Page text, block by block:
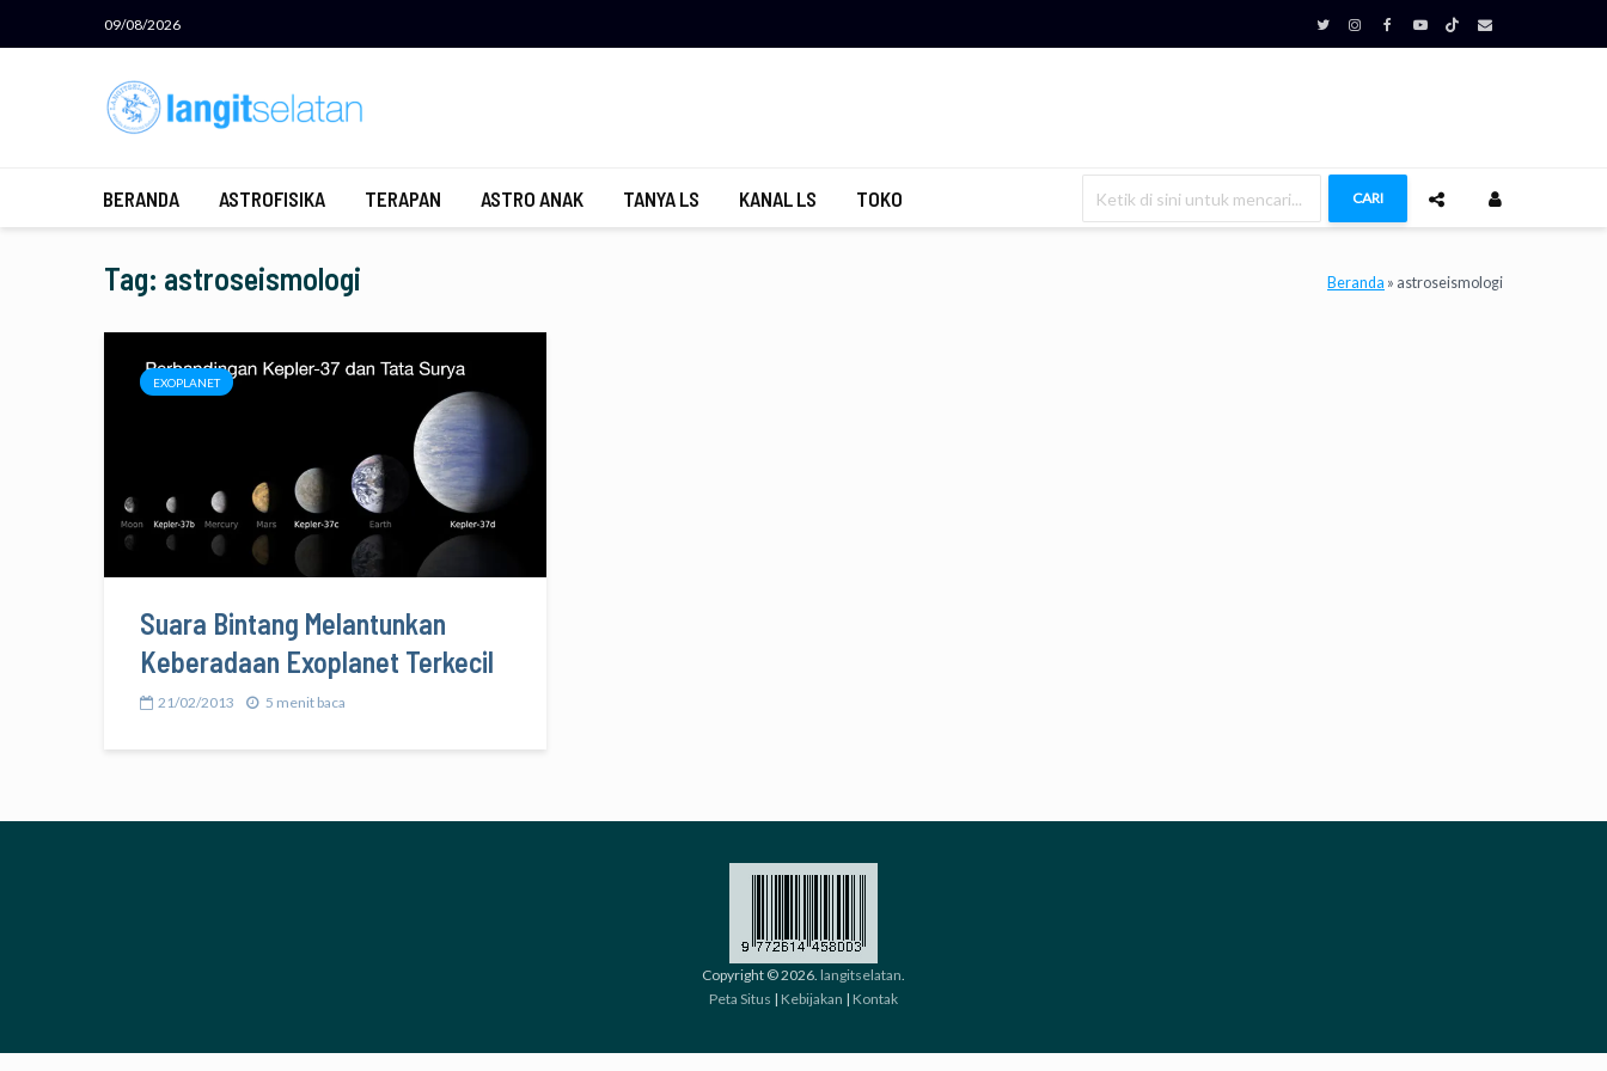
09/08/2026
BERANDA ASTROFISIKA TERAPAN ASTRO ANAK TANYA LS KANAL LS TOKO CARI
Tag: astroseismologi Beranda » astroseismologi
EXOPLANET
Suara Bintang Melantunkan
Keberadaan Exoplanet Terkecil
21/02/2013 5 menit baca
Copyright © 2026. langitselatan
Peta Situs | Kebijakan | Kontak